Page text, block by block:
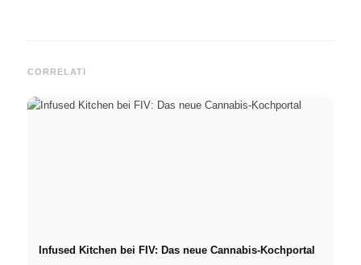
CORRELATI
Infused Kitchen bei FIV: Das neue Cannabis-Kochportal